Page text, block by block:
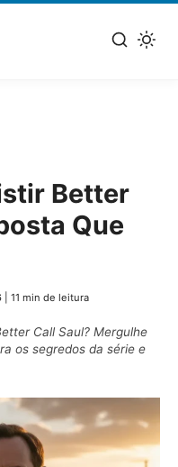
Better
Que
11 min de leitura
Call Saul? Mergulhe
os segredos da série e